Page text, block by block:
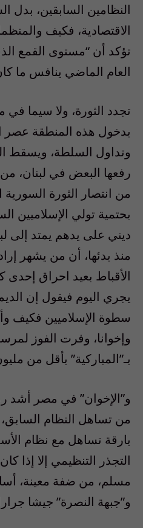
النظامين السابقين، بدل
الاقتصادية، فكيف
تؤكد أن “مستوى القمع
العام الماضي ينافس ما
تجدد الثورة، ولا سيما في
بدخول هذه المنطقة عصر
وتداول السلطة، ويسقط
من انتصار الثورة السورية
بحتمية تولي الإسلاميين
ديني على يدهم يمتد إلى
منذ بدئها، أن من يشهر
الأقباط بعيد احراق إحدى
يجري اليوم فيقول إن
سطوة الإسلاميين فكيف
وإخوانا، وفرت الفوز
بـ”المباركية” بأقل من
و”الإخوان” في مصر أشد
من تساهل النظام السابق،
بارقة تساهل مع نظام
التجذر التنظيمي إلا إذا
مسلم، من ضفة معينة،
و”جبهة النصرة” جيشا